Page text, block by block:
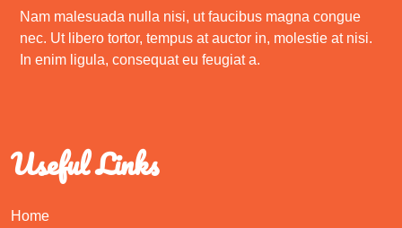
Nam malesuada nulla nisi, ut faucibus magna congue
nec. Ut libero tortor, tempus at auctor in, molestie at nisi.
In enim ligula, consequat eu feugiat a.
Useful Links
Home